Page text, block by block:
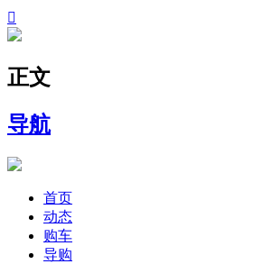

正文
导航
首页
动态
购车
导购